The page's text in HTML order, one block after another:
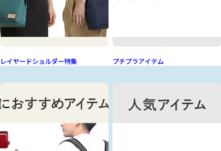
レイヤードショルダー特集 プチプラアイテム